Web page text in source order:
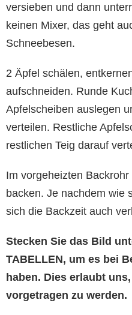
versieben und dann
keinen Mixer, das geht
Schneebesen.
2 Äpfel schälen,
aufschneiden. Runde
Apfelscheiben auslegen
verteilen. Restliche
restlichen Teig darauf
Im vorgeheizten
backen. Je nachdem wie
sich die Backzeit auch
Stecken Sie das Bild
TABELLEN, um es bei
haben. Dies erlaubt
vorgetragen zu werden.